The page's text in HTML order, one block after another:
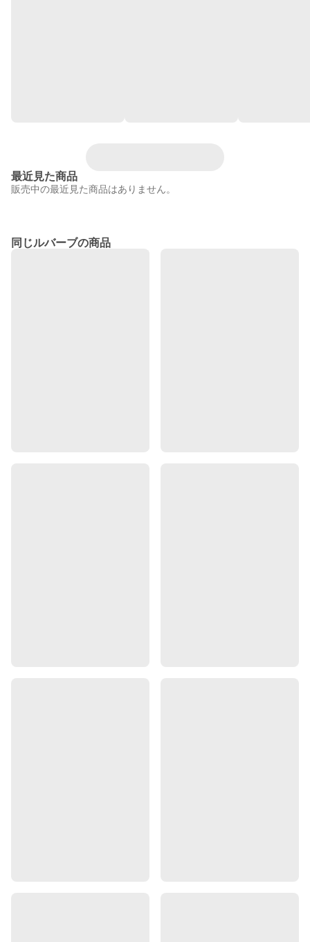
最近見た商品
販売中の最近見た商品はありません。
同じルバーブの商品